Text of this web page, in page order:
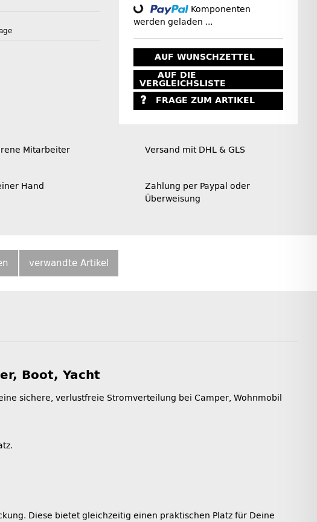
Loading...
Komponenten
werden geladen ...
AUF WUNSCHZETTEL
AUF DIE
VERGLEICHSLISTE
FRAGE ZUM ARTIKEL
Mitarbeiter Versand mit DHL & GLS
Hand
Zahlung per Paypal oder
Überweisung
verwandte Artikel
Boot, Yacht
sichere, verlustfreie Stromverteilung bei Camper, Wohnmobil
Diese bietet gleichzeitig einen praktischen Platz für Deine